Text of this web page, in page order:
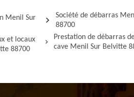
Menil Sur
et locaux
88700
Société de débarras
88700
Prestation de débarras
cave Menil Sur Belvitte